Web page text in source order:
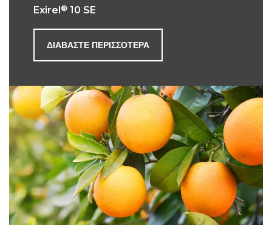
Exirel® 10 SE
ΔΙΑΒΆΣΤΕ ΠΕΡΙΣΣΌΤΕΡΑ